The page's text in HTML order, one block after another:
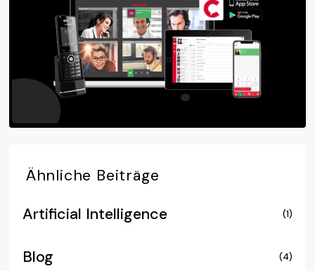
Ähnliche Beiträge
Artificial Intelligence
(1)
Blog (4)